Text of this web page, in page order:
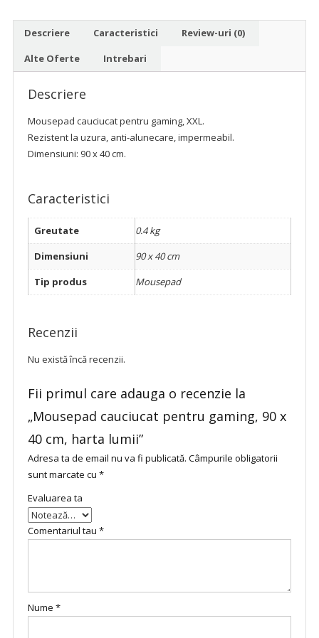
Descriere Caracteristici
Review-uri (0)
Alte Oferte
Intrebari
Descriere
Mousepad cauciucat pentru gaming, XXL.
Rezistent la uzura, anti-alunecare, impermeabil.
Dimensiuni: 90 x 40 cm.
Caracteristici
Greutate
0.4 kg
Dimensiuni
90 x 40 cm
Tip produs
Mousepad
Recenzii
Nu există încă recenzii.
Fii primul care adauga o recenzie la
„Mousepad cauciucat pentru gaming, 90 x
40 cm, harta lumii”
Adresa ta de email nu va fi publicată. Câmpurile obligatorii
sunt marcate cu *
Evaluarea ta
Comentariul tau *
Nume *